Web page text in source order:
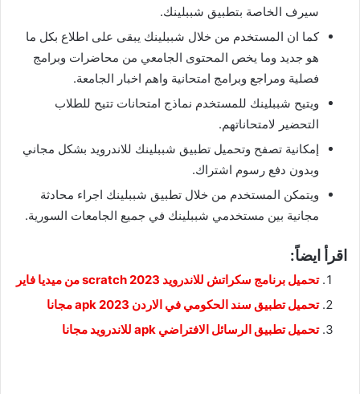
سيرف الخاصة بتطبيق شببلينك.
كما ان المستخدم من خلال شببلينك يبقى على اطلاع بكل ما
هو جديد وما يخص المحتوى الجامعي من محاضرات وبرامج
فصلية ومراجع وبرامج امتحانية واهم اخبار الجامعة.
ويتيح شببلينك للمستخدم نماذج امتحانات تتيح للطلاب
التحضير لامتحاناتهم.
إمكانية تصفح وتحميل تطبيق شببلينك للاندرويد بشكل مجاني
وبدون دفع رسوم اشتراك.
ويتمكن المستخدم من خلال تطبيق شببلينك اجراء محادثة
مجانية بين مستخدمي شببلينك في جميع الجامعات السورية.
اقرأ ايضاً:
تحميل برنامج سكراتش للاندرويد 2023 scratch من ميديا فاير
تحميل تطبيق سند الحكومي في الاردن 2023 apk مجانا
تحميل تطبيق الرسائل الافتراضي apk للاندرويد مجانا